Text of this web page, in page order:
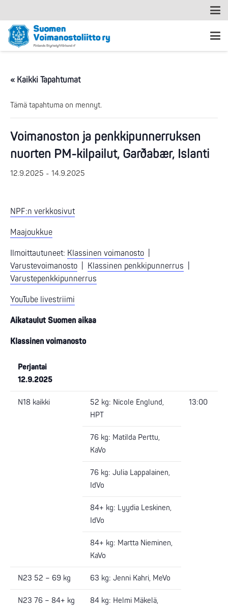
« Kaikki Tapahtumat
Tämä tapahtuma on mennyt.
Voimanoston ja penkkipunnerruksen
nuorten PM-kilpailut, Garðabær, Islanti
12.9.2025 - 14.9.2025
NPF:n verkkosivut
Maajoukkue
Ilmoittautuneet: Klassinen voimanosto
Varustevoimanosto
Klassinen penkkipunnerrus
Varustepenkkipunnerrus
YouTube livestriimi
Aikataulut Suomen aikaa
Klassinen voimanosto
Perjantai
12.9.2025
N18 kaikki
52 kg: Nicole Englund,
HPT
13:00
76 kg: Matilda Perttu,
KaVo
76 kg: Julia Lappalainen,
IdVo
84+ kg: Lyydia Leskinen,
IdVo
84+ kg: Martta Nieminen,
KaVo
N23 52 – 69 kg 63 kg: Jenni Kahri, MeVo
N23 76 – 84+ kg
84 kg: Helmi Mäkelä,